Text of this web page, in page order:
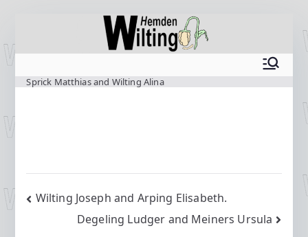
Inhalt
Sprick Matthias and Wilting Alina
Beitragsnavigation
Wilting Joseph and Arping Elisabeth.
Degeling Ludger and Meiners Ursula